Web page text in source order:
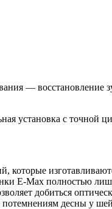
— восстановление
установка с
которые
E-Max полностью
добиться
десны у